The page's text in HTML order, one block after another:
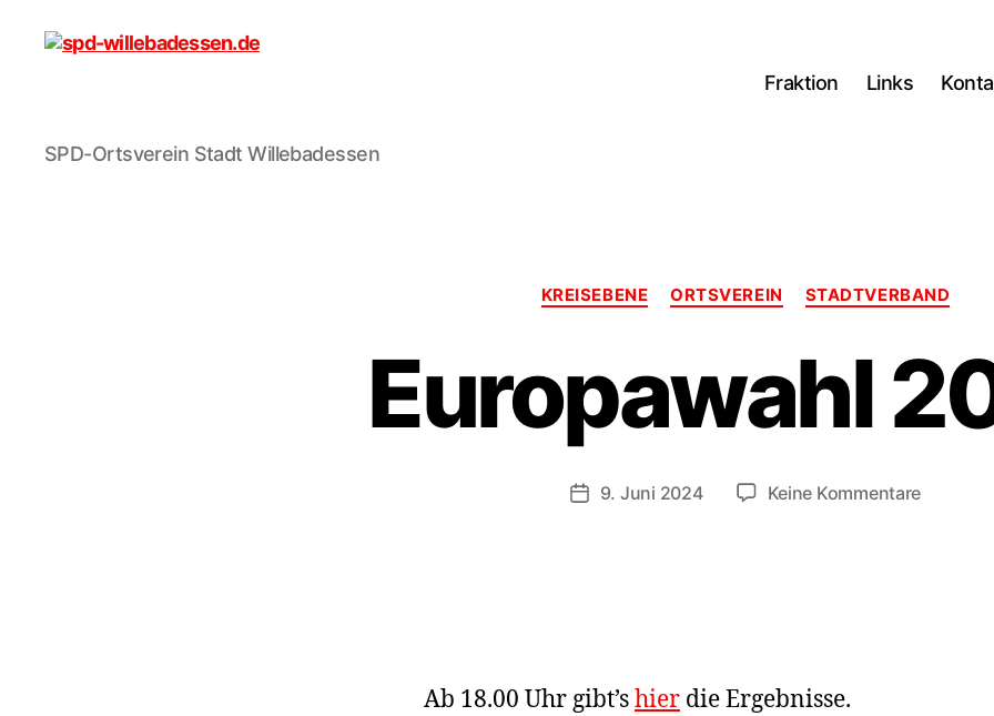
spd-
willebadessen.de
SPD-Ortsverein Stadt Willebadessen
Fraktion Links
Kategorien
KREISEBENE ORTSVEREIN STADTVERBAND
Europawahl
Veröffentlichungsdatum
9. Juni 2024 Keine Kommentarezu
Ab 18.00 Uhr gibt’shier die Ergebnisse.